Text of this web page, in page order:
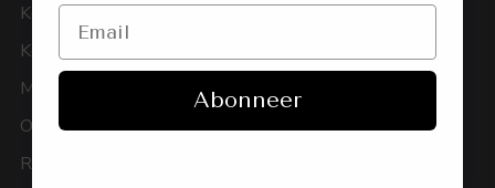
Koffie en thee
Kookpotten & pannen
Messen
Ovengerei
Recycled
Verzending en levering
Garantie
Abonneer